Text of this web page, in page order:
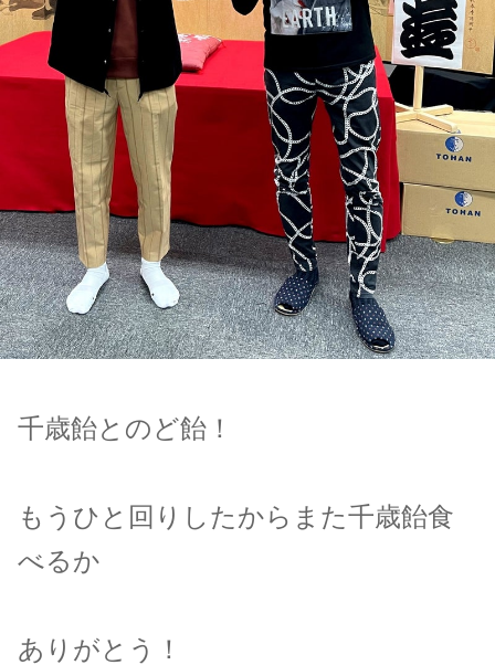
千歳飴とのど飴！
もうひと回りしたからまた千歳飴食
べるか
ありがとう！